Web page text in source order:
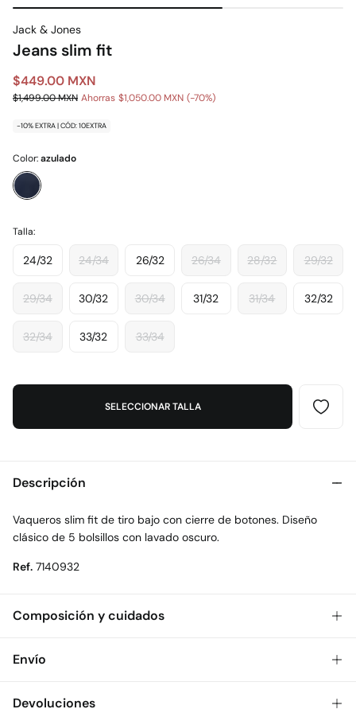
Jack & Jones
Jeans slim fit
$449.00 MXN
$1,499.00 MXN Ahorras $1,050.00 MXN 70
-10% EXTRA | CÓD: 10EXTRA
Color:azulado
Talla:
24/32 24/34 26/32 26/34 28/32 29/32
29/34 30/32 30/34 31/32 31/34 32/32
32/34 33/32 33/34
SELECCIONAR TALLA
Descripción
Vaqueros slim fit de tiro bajo con cierre de botones. Diseño
clásico de 5 bolsillos con lavado oscuro.
Ref. 7140932
Composición y cuidados
Composición
Envío
Envío a tienda: 2-5 días.
Devoluciones